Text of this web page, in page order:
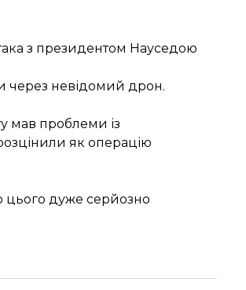
з президентом Науседою
через невідомий дрон.
мав проблеми із
як операцію
цього дуже серйозно